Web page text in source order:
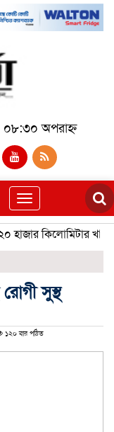
অপরাহ্ন
Toggle
navigation
কিলোমিটার খাল
সুস্থ
১২০ বার পঠিত